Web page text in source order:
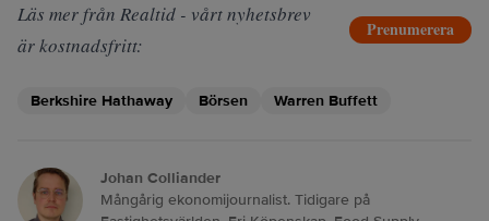
Läs mer från Realtid - vårt nyhetsbrev
är kostnadsfritt:
Prenumerera
Berkshire Hathaway Börsen Warren Buffett
Johan Colliander
Mångårig ekonomijournalist. Tidigare på